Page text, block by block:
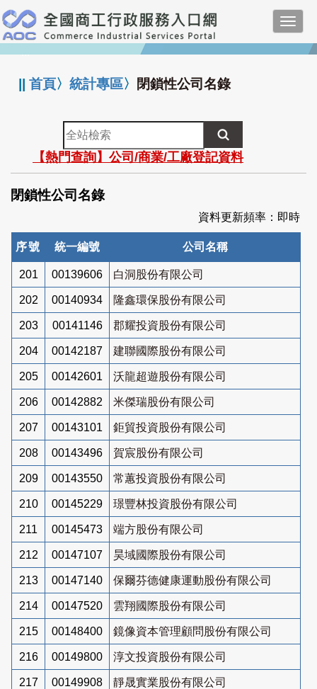
跳
到
主
要
:::
||首頁〉統計專區〉 閉鎖性公司名錄
全
站
檢
索
【熱門查詢】公司/商業/工廠登記資料
閉鎖性公司名錄
資料更新頻率：即時
序號 統一編號 公司名稱
201 00139606 白洞股份有限公司
202 00140934 隆鑫環保股份有限公司
203 00141146 郡耀投資股份有限公司
204 00142187 建聯國際股份有限公司
205 00142601 沃龍超遊股份有限公司
206 00142882 米傑瑞股份有限公司
207 00143101 鉅貿投資股份有限公司
208 00143496 賀宸股份有限公司
209 00143550 常蕙投資股份有限公司
210 00145229 璟豐林投資股份有限公司
211 00145473 端方股份有限公司
212 00147107 昊域國際股份有限公司
213 00147140 保爾芬德健康運動股份有限公司
214 00147520 雲翔國際股份有限公司
215 00148400 鏡像資本管理顧問股份有限公司
216 00149800 淳文投資股份有限公司
217 00149908 靜晟實業股份有限公司